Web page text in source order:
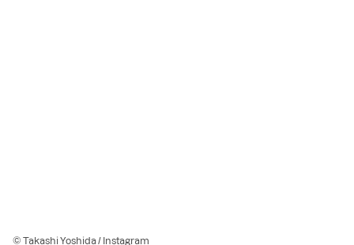
© Takashi Yoshida / Instagram